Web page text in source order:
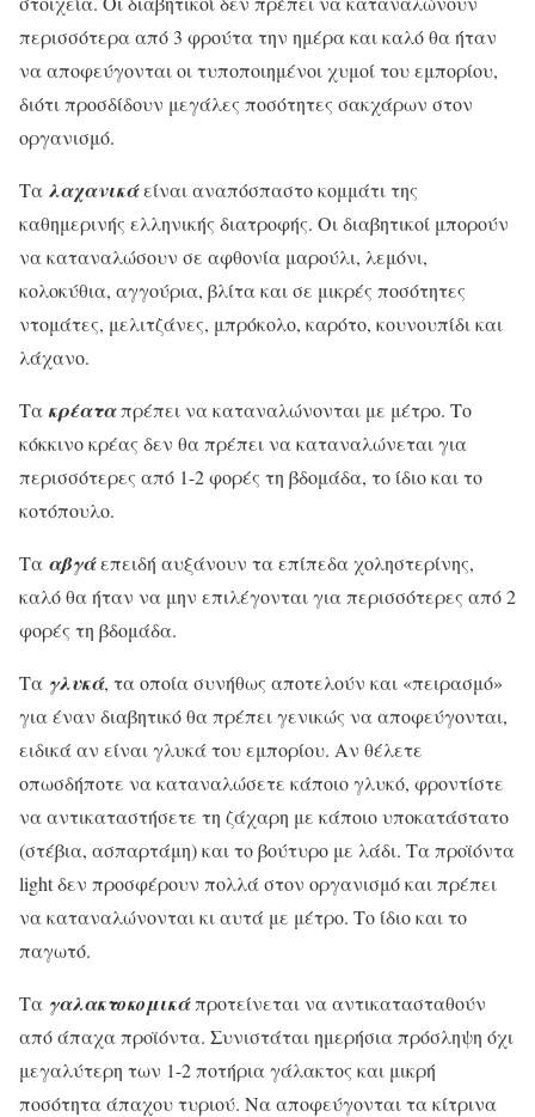
περισσότερα από 3 φρούτα την ημέρα και καλό θα ήταν
να αποφεύγονται οι τυποποιημένοι χυμοί του εμπορίου,
διότι προσδίδουν μεγάλες ποσότητες σακχάρων στον
οργανισμό.
Τα λαχανικάείναι αναπόσπαστο κομμάτι της
καθημερινής ελληνικής διατροφής. Οι διαβητικοί μπορούν
να καταναλώσουν σε αφθονία μαρούλι, λεμόνι,
κολοκύθια, αγγούρια, βλίτα και σε μικρές ποσότητες
ντομάτες, μελιτζάνες, μπρόκολο, καρότο, κουνουπίδι και
λάχανο.
Τακρέαταπρέπει να καταναλώνονται με μέτρο. Το
κόκκινο κρέας δεν θα πρέπει να καταναλώνεται για
περισσότερες από 1-2 φορές τη βδομάδα, το ίδιο και το
κοτόπουλο.
Τα αβγάεπειδή αυξάνουν τα επίπεδα χοληστερίνης,
καλό θα ήταν να μην επιλέγονται για περισσότερες από 2
φορές τη βδομάδα.
Τα γλυκά, τα οποία συνήθως αποτελούν και «πειρασμό»
για έναν διαβητικό θα πρέπει γενικώς να αποφεύγονται,
ειδικά αν είναι γλυκά του εμπορίου. Αν θέλετε
οπωσδήποτε να καταναλώσετε κάποιο γλυκό, φροντίστε
να αντικαταστήσετε τη ζάχαρη με κάποιο υποκατάστατο
(στέβια, ασπαρτάμη) και το βούτυρο με λάδι. Τα προϊόντα
light δεν προσφέρουν πολλά στον οργανισμό και πρέπει
να καταναλώνονται κι αυτά με μέτρο. Το ίδιο και το
παγωτό.
Τα γαλακτοκομικάπροτείνεται να αντικατασταθούν
από άπαχα προϊόντα. Συνιστάται ημερήσια πρόσληψη όχι
μεγαλύτερη των 1-2 ποτήρια γάλακτος και μικρή
ποσότητα άπαχου τυριού. Να αποφεύγονται τα κίτρινα